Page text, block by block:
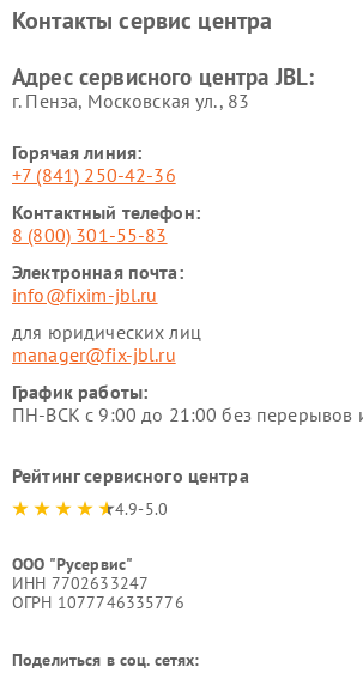
Контакты сервис центра
Адрес сервисного центра JBL:
г. Пенза, Московская ул., 83
Горячая линия:
+7 (841) 250-42-36
Контактный телефон:
8 (800) 301-55-83
Электронная почта:
info@fixim-jbl.ru
для юридических лиц
manager@fix-jbl.ru
График работы:
ПН-ВСК с 9:00 до 21:00 без перерывов
Рейтинг сервисного центра
4.9-5.0
ООО "Русервис"
ИНН 7702633247
ОГРН 1077746335776
Поделиться в соц. сетях: